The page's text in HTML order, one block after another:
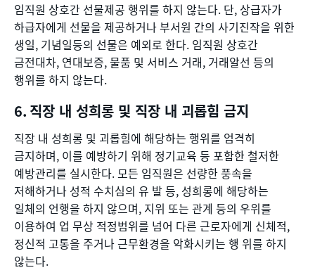
임직원 상호간 선물제공 행위를 하지 않는다. 단, 상급자가
하급자에게 선물을 제공하거나 부서원 간의 사기진작을 위한
생일, 기념일등의 선물은 예외로 한다. 임직원 상호간
금전대차, 연대보증, 물품 및 서비스 거래, 거래알선 등의
행위를 하지 않는다.
직장 내 성희롱 및 직장 내 괴롭힘 금지
직장 내 성희롱 및 괴롭힘에 해당하는 행위를 엄격히
금지하며, 이를 예방하기 위해 정기교육 등 포함한 철저한
예방관리를 실시한다. 모든 임직원은 선량한 풍속을
저해하거나 성적 수치심의 유 발 등, 성희롱에 해당하는
일체의 언행을 하지 않으며, 지위 또는 관계 등의 우위를
이용하여 업 무상 적정범위를 넘어 다른 근로자에게 신체적,
정신적 고통을 주거나 근무환경을 악화시키는 행 위를 하지
않는다.